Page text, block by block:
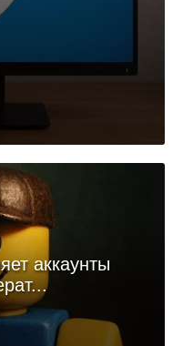
аккаунты